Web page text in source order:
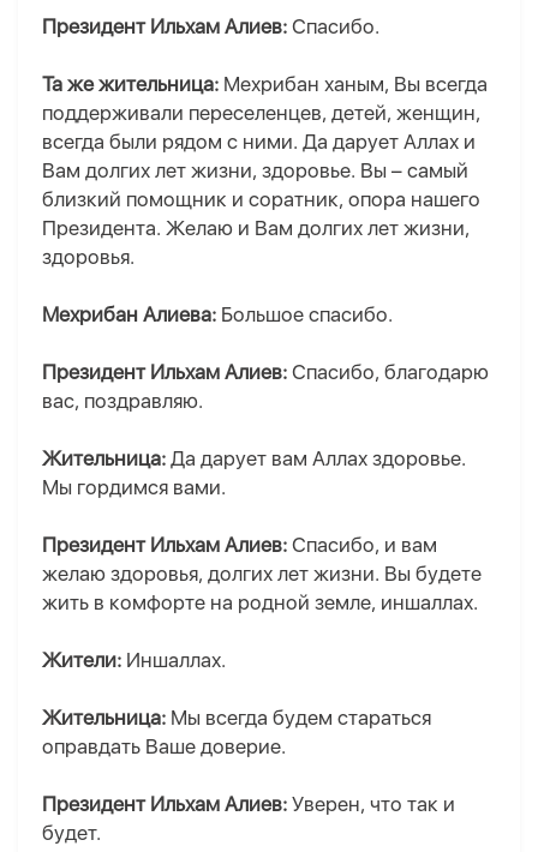
Президент Ильхам Алиев: Спасибо.
Та же жительница: Мехрибан ханым, Вы всегда
поддерживали переселенцев, детей, женщин,
всегда были рядом с ними. Да дарует Аллах и
Вам долгих лет жизни, здоровье. Вы – самый
близкий помощник и соратник, опора нашего
Президента. Желаю и Вам долгих лет жизни,
здоровья.
Мехрибан Алиева: Большое спасибо.
Президент Ильхам Алиев: Спасибо, благодарю
вас, поздравляю.
Жительница: Да дарует вам Аллах здоровье.
Мы гордимся вами.
Президент Ильхам Алиев: Спасибо, и вам
желаю здоровья, долгих лет жизни. Вы будете
жить в комфорте на родной земле, иншаллах.
Жители: Иншаллах.
Жительница: Мы всегда будем стараться
оправдать Ваше доверие.
Президент Ильхам Алиев: Уверен, что так и
будет.